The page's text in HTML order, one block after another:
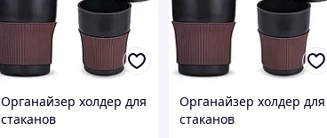
Органайзер холдер для
стаканов
Органайзер холдер для
стаканов